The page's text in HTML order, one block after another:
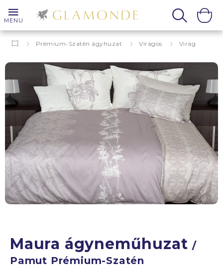
MENU
Prémium-Szatén ágyhuzat Virágos Virág
Maura
Maura ágyneműhuzat/
Pamut Prémium-Szatén